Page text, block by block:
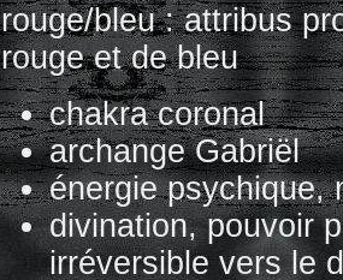
rouge/bleu : attribus
rouge et de bleu
chakra coronal
archange Gabriël
énergie psychique,
divination, pouvoir
irréversible vers le